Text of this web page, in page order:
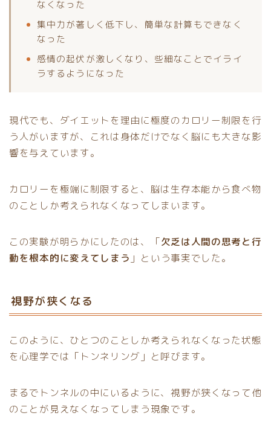
なくなった
集中力が著しく低下し、簡単な計算もできなく
なった
感情の起伏が激しくなり、些細なことでイライ
ラするようになった
現代でも、ダイエットを理由に極度のカロリー制限を行
う人がいますが、これは身体だけでなく脳にも大きな影
響を与えています。
カロリーを極端に制限すると、脳は生存本能から食べ物
のことしか考えられなくなってしまいます。
この実験が明らかにしたのは、「欠乏は人間の思考と行
動を根本的に変えてしまう 」という事実でした。
視野が狭くなる
このように、ひとつのことしか考えられなくなった状態
を心理学では「トンネリング」と呼びます。
まるでトンネルの中にいるように、視野が狭くなって他
のことが見えなくなってしまう現象です。